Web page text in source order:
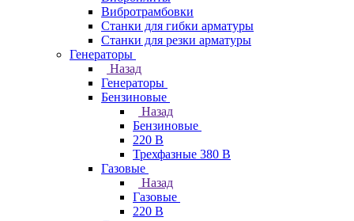
Вибротрамбовки
Станки для гибки арматуры
Станки для резки арматуры
Генераторы
Назад
Генераторы
Бензиновые
Назад
Бензиновые
220 В
Трехфазные 380 В
Газовые
Назад
Газовые
220 В